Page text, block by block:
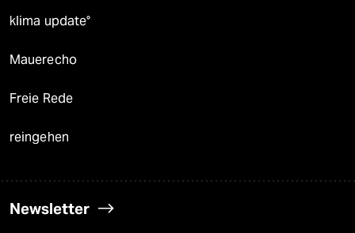
klima update°
Mauerecho
Freie Rede
reingehen
Newsletter